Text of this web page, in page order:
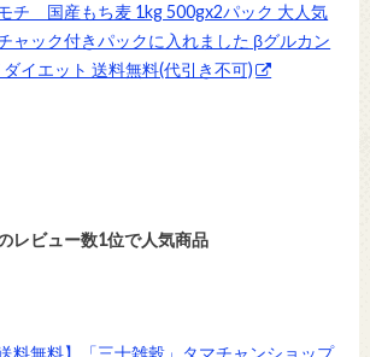
チ 国産もち麦 1kg 500gx2パック 大人気
ャック付きパックに入れました βグルカン
イエット 送料無料(代引き不可)
レビュー数1位で人気商品